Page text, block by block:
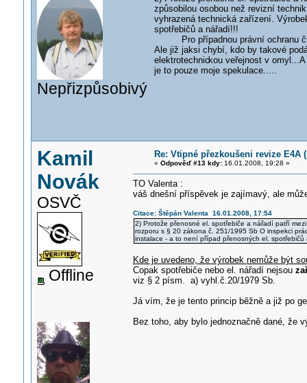
Nepřizpůsobivý
způsobilou osobou než revizní
vyhrazená technická zařízení.
spotřebičů a nářadí!!!
Pro případnou právní ochranu
Ale již jaksi chybí, kdo by takové
elektrotechnickou veřejnost v
je to pouze moje spekulace.....
Kamil
Novák
OSVČ
Offline
Re: Vtipné přezkoušeni revize
« Odpověď #13 kdy:16.01.2008, 19:28 »
TO Valenta :
váš dnešní příspěvek je zajímavý, ale
Citace: Štěpán Valenta 16.01.2008, 17:54
2) Protože přenosné el. spotřebiče a nářadí patří
rozporu s § 20 zákona č. 251/1995 Sb O inspekci
instalace - a to není případ přenosných el. spotřebičů
Kde je uvedeno, že výrobek nemůže být
Copak spotřebiče nebo el. nářadí nejsou
viz § 2 písm. a) vyhl.č.20/1979 Sb.
Já vím, že je tento princip běžně a již po
Bez toho, aby bylo jednoznačně dané, že